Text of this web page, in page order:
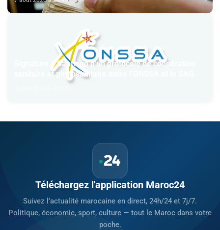
Signature à Santiago d'un protocole de coopération
sanitaire et phytosanitaire entre l’ONSSA et le SAG
Téléchargez l'application Maroc24
Suivez l'actualité marocaine en direct, 24h/24 et 7j/7.
Politique, économie, sport, culture — tout le Maroc dans votre
poche.